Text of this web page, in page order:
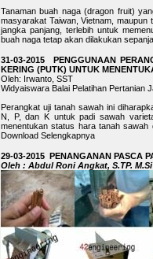
Tanaman buah naga (dragon fruit)
masyarakat Taiwan, Vietnam,
jangka panjang, terlebih untuk
buah naga tetap akan dilakukan
31-03-2015 PENGGUNAAN
KERING (PUTK) UNTUK
Oleh: Irwanto, SST
Widyaiswara Balai Pelatihan Pertanian
Perangkat uji tanah sawah ini
N, P, dan K untuk padi sawah
menentukan status hara tanah sawah
Download Selengkapnya
29-03-2015 PENANGANAN PASCA
Oleh : Abdul Roni Angkat, S.TP. M.Si